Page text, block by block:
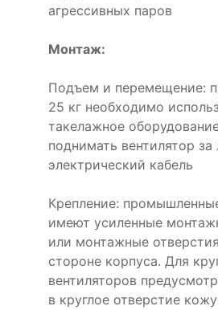
агрессивных паров
Монтаж:
Подъем и перемещение:
25 кг необходимо
такелажное
поднимать вентилятор за
электрический кабель
Крепление:
имеют усиленные
или монтажные
стороне корпуса. Для
вентиляторов
в круглое отверстие